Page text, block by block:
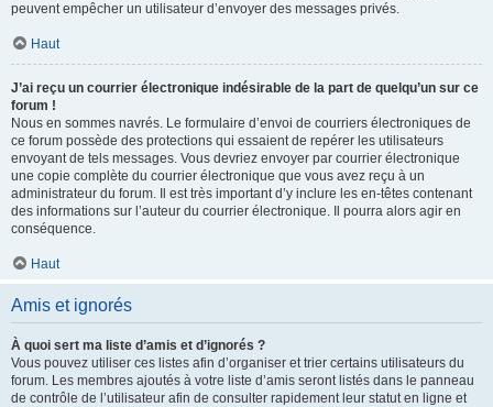
peuvent empêcher un utilisateur d’envoyer des messages privés.
Haut
J’ai reçu un courrier électronique indésirable de la part de quelqu’un sur ce
forum !
Nous en sommes navrés. Le formulaire d’envoi de courriers électroniques de
ce forum possède des protections qui essaient de repérer les utilisateurs
envoyant de tels messages. Vous devriez envoyer par courrier électronique
une copie complète du courrier électronique que vous avez reçu à un
administrateur du forum. Il est très important d’y inclure les en-têtes contenant
des informations sur l’auteur du courrier électronique. Il pourra alors agir en
conséquence.
Haut
Amis et ignorés
À quoi sert ma liste d’amis et d’ignorés ?
Vous pouvez utiliser ces listes afin d’organiser et trier certains utilisateurs du
forum. Les membres ajoutés à votre liste d’amis seront listés dans le panneau
de contrôle de l’utilisateur afin de consulter rapidement leur statut en ligne et